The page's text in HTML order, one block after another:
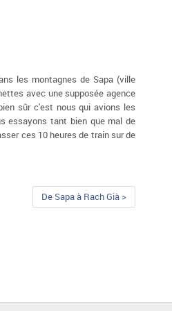
les montagnes de Sapa (ville
avec une supposée agence
sûr c'est nous qui avions les
essayons tant bien que mal de
ces 10 heures de train sur de
De Sapa à Rach Già >